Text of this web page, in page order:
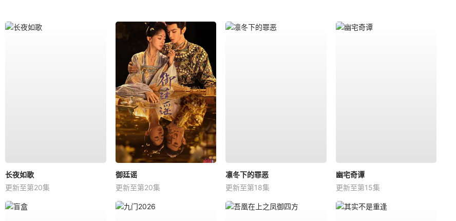
长夜如歌
更新至第20集
御廷谣
更新至第20集
凛冬下的罪恶
更新至第18集
幽宅奇谭
更新至第15集